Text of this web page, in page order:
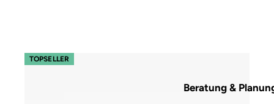
Beratung &
s32 easy – Gestell Weiß (glatt)
TOPSELLER